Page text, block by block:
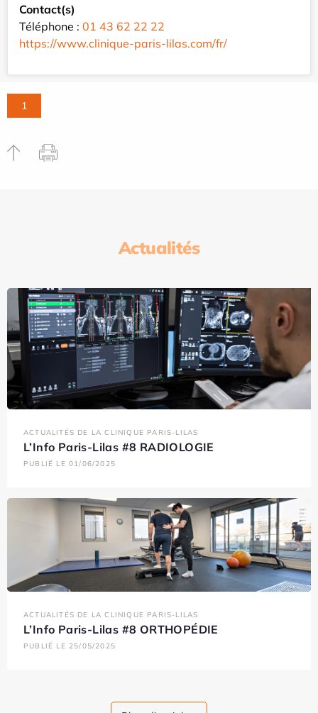
Contact(s)
Téléphone : 01 43 62 22 22
https://www.clinique-paris-lilas.com/fr/
1
Actualités
ACTUALITÉS DE LA CLINIQUE PARIS-LILAS
L’Info Paris-Lilas #8 RADIOLOGIE
PUBLIÉ LE 01/06/2025
ACTUALITÉS DE LA CLINIQUE PARIS-LILAS
L’Info Paris-Lilas #8 ORTHOPÉDIE
PUBLIÉ LE 25/05/2025